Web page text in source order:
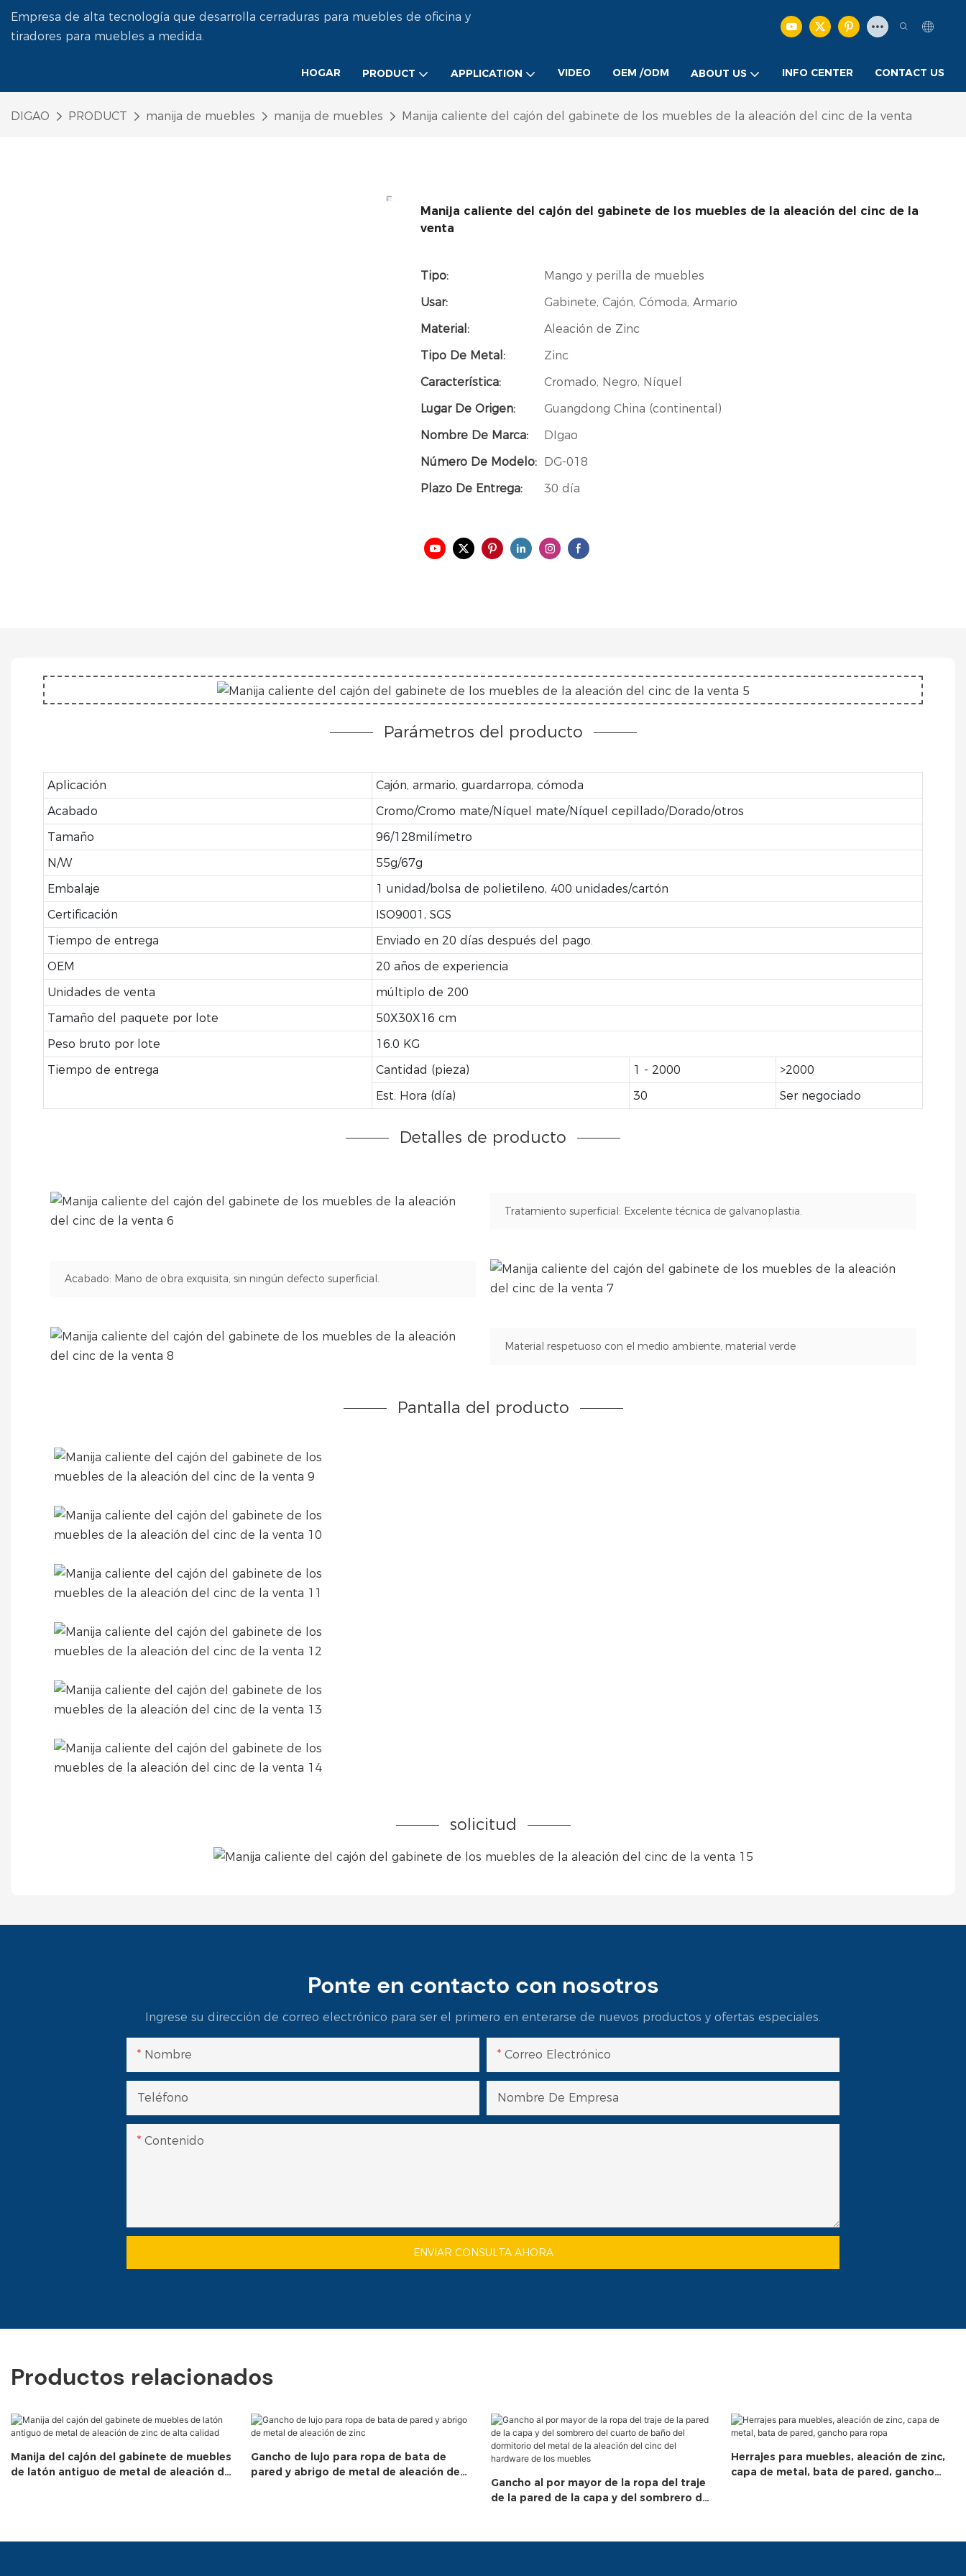
Empresa de alta tecnología que desarrolla cerraduras para muebles de oficina y
tiradores para muebles a medida.
HOGAR PRODUCT APPLICATION VIDEO OEM /ODM ABOUT US INFO CENTER CONTACT US
DIGAO PRODUCT manija de muebles manija de muebles Manija caliente del cajón del gabinete de los muebles de la aleación del cinc de la venta
Manija caliente del cajón del gabinete de los muebles de la aleación del cinc de la
venta
Tipo:
Mango y perilla de muebles
Usar:
Gabinete, Cajón, Cómoda, Armario
Material:
Aleación de Zinc
Tipo De Metal:
Zinc
Característica:
Cromado, Negro, Níquel
Lugar De Origen:
Guangdong China (continental)
Nombre De Marca:
DIgao
Número De Modelo: DG-018
Plazo De Entrega:
30 día
Parámetros del producto
Aplicación
Cajón, armario, guardarropa, cómoda
Acabado
Cromo/Cromo mate/Níquel mate/Níquel cepillado/Dorado/otros
Tamaño
96/128milímetro
N/W
55g/67g
Embalaje
1 unidad/bolsa de polietileno, 400 unidades/cartón
Certificación
ISO9001, SGS
Tiempo de entrega
Enviado en 20 días después del pago.
OEM
20 años de experiencia
Unidades de venta
múltiplo de 200
Tamaño del paquete por lote
50X30X16 cm
Peso bruto por lote
16.0 KG
Tiempo de entrega
Cantidad (pieza) 1 - 2000
>2000
Est. Hora (día)
30 Ser negociado
Detalles de producto
Tratamiento superficial: Excelente técnica de galvanoplastia.
Acabado: Mano de obra exquisita, sin ningún defecto superficial.
Material respetuoso con el medio ambiente, material verde
Pantalla del producto
solicitud
Ponte en contacto con nosotros
Ingrese su dirección de correo electrónico para ser el primero en enterarse de nuevos productos y ofertas especiales.
Nombre Correo Electrónico
Teléfono Nombre De Empresa
Contenido
ENVIAR CONSULTA AHORA
Productos relacionados
Manija del cajón del gabinete de muebles
de latón antiguo de metal de aleación de
Gancho de lujo para ropa de bata de
pared y abrigo de metal de aleación de
Gancho al por mayor de la ropa del traje
de la pared de la capa y del sombrero del
los muebles
Herrajes para muebles, aleación de zinc,
capa de metal, bata de pared, gancho